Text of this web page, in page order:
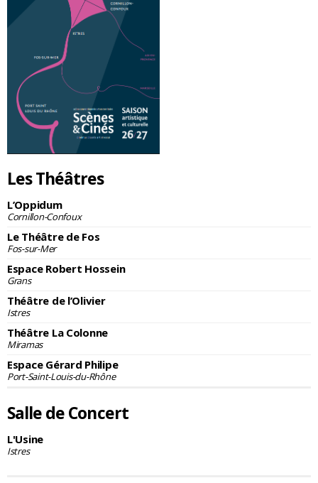
Les Théâtres
L’Oppidum
Cornillon-Confoux
Le Théâtre de Fos
Fos-sur-Mer
Espace Robert Hossein
Grans
Théâtre de l’Olivier
Istres
Théâtre La Colonne
Miramas
Espace Gérard Philipe
Port-Saint-Louis-du-Rhône
Salle de Concert
L'Usine
Istres